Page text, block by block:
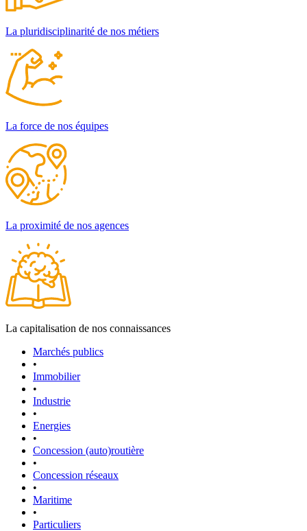
La pluridisciplinarité de nos métiers
La force de nos équipes
La proximité de nos agences
La capitalisation de nos connaissances
Marchés publics
•
Immobilier
•
Industrie
•
Energies
•
Concession (auto)routière
•
Concession réseaux
•
Maritime
•
Particuliers